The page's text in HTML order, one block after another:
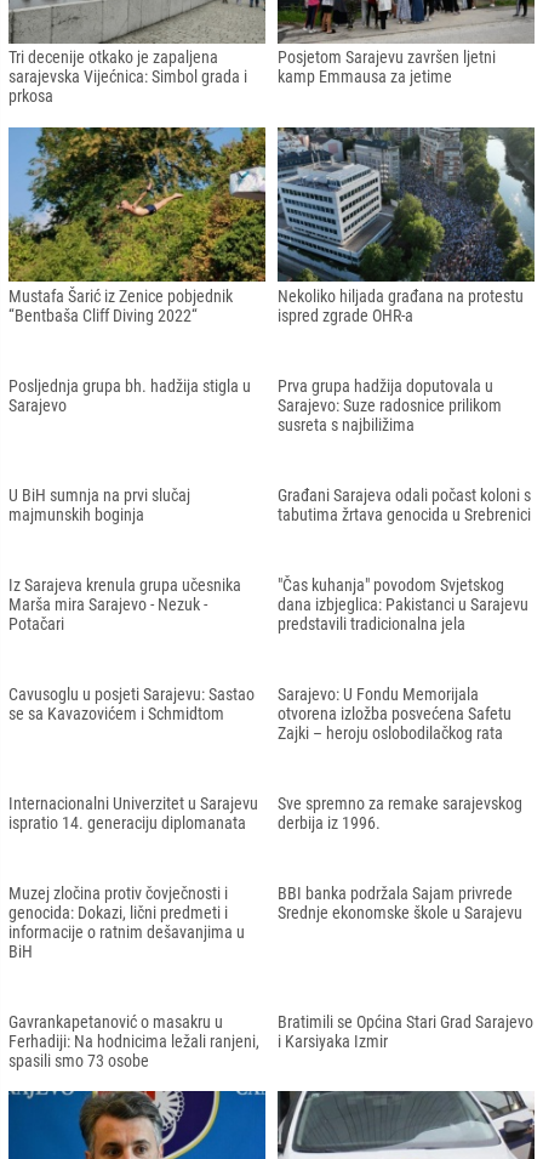
U Ambasadi Turkiye u Sarajevu
upriličen prijem povodom Dana
Otvoren Treći sajam zdravstvenog
Tri decenije otkako je zapaljena
Posjetom Sarajevu završen ljetni
“Bentbaša Cliff Diving 2022“
ispred zgrade OHR-a
Sarajevo
Sarajevo: Suze radosnice prilikom
susreta s najbiližima
U BiH sumnja na prvi slučaj
majmunskih boginja
Građani Sarajeva odali počast koloni s
tabutima žrtava genocida u Srebrenici